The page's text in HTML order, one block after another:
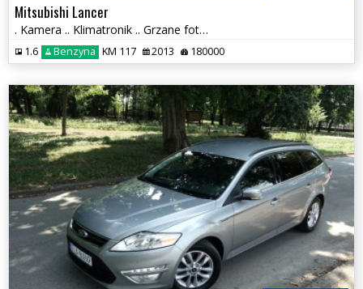
Mitsubishi Lancer
. Kamera .. Klimatronik .. Grzane fotele .. Bi-Xenon z doświetlaniem .
1.6 Benzyna KM 117 2013 180000